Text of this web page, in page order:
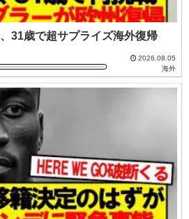
31歳で超サプライズ海外復帰
2026.08.05
海外